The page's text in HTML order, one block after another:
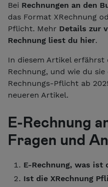
Bei Rechnungen an den
das Format XRechnung
Pflicht. Mehr Details zur
Rechnung liest du hier.
In diesem Artikel erfährst
Rechnung, und wie du
Rechnungs-Pflicht ab
neueren Artikel.
E-Rechnung
Fragen und
E-Rechnung, was ist
Ist die XRechnung